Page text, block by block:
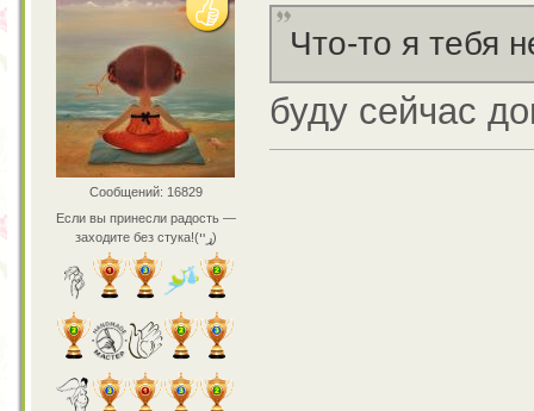
Сообщений: 16829
Если вы принесли радость —
заходите без стука!(ړײ)
Что-то я тебя
буду сейчас